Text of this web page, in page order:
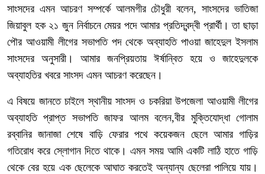
সাংসদের এমন আচরণ সম্পর্কে আলমগীর চৌধুরী বলেন, সাংসদের ভাতিজা
জিয়াবুল হক ২১ জুন নির্বাচনে মেয়র পদে আমার প্রতিদ্বন্দ্বী প্রার্থী। তা ছাড়া
পৌর আওয়ামী লীগের সভাপতি পদ থেকে অব্যাহতি পাওয়া জাহেদুল ইসলাম
সাংসদের অনুসারী। আমার জনপ্রিয়তায় ঈর্ষান্বিত হয়ে ও জাহেদুলকে
অব্যাহতির খবরে সাংসদ এমন আচরণ করেছেন।
এ বিষয়ে জানতে চাইলে স্থানীয় সাংসদ ও চকরিয়া উপজেলা আওয়ামী লীগের
অব্যাহতি প্রাপ্ত সভাপতি জাফর আলম বলেন,বীর মুক্তিযোদ্ধা গোলাম
রব্বানির জানাজা শেষে বাড়ি ফেরার পথে কয়েকজন ছেলে আমার গাড়ির
গতিরোধ করে স্লোগান দিতে থাকে। এমন সময় আমি একটি লাঠি হাতে গাড়ি
থেকে বের হয়ে এক ছেলেকে আঘাত করতেই অন্যান্য ছেলেরা পালিয়ে যায়।